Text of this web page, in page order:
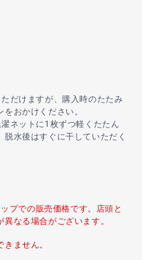
だけますが、購入時のたたみ
おかけください。
ネットに1枚ずつ軽くたたん
水後はすぐに干していただく
プでの販売価格です。店頭と
なる場合がございます。
ません。